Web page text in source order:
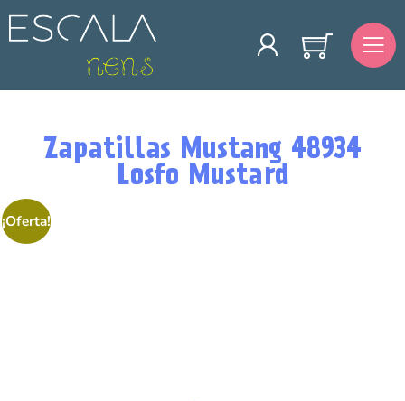
Zapatillas Mustang 48934
Losfo Mustard
¡Oferta!